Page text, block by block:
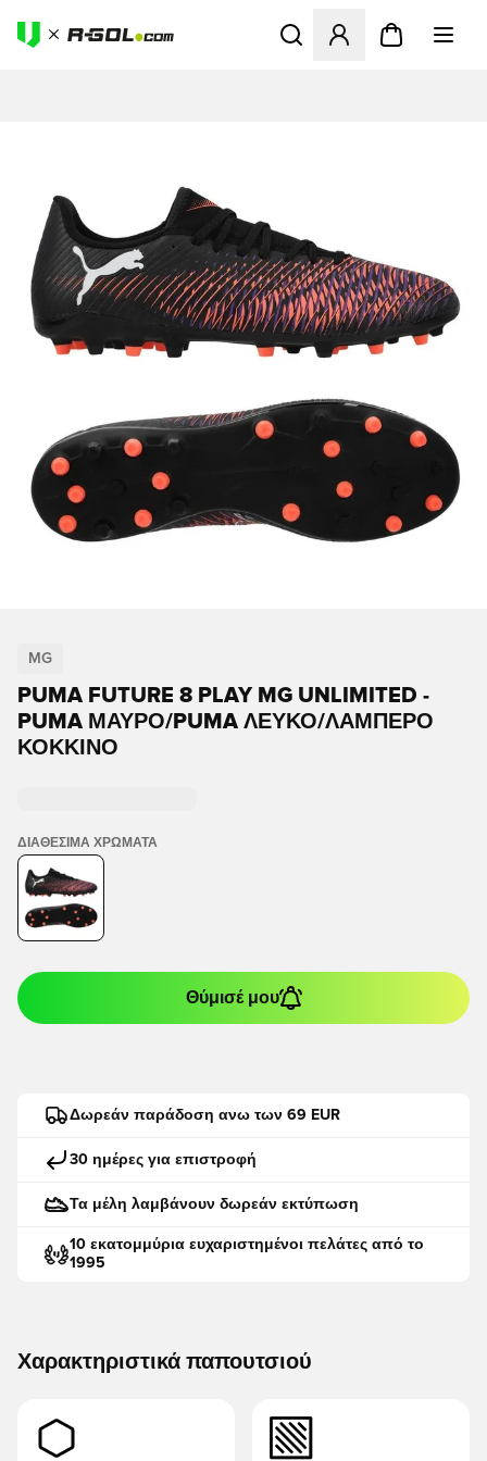
Ανοίγει ένα Modal για να
MG
PUMA FUTURE 8 PLAY MG UNLIMITED -
PUMA ΜΑΎΡΟ/PUMA ΛΕΥΚΌ/ΛΑΜΠΕΡΌ
ΚΌΚΚΙΝΟ
ΔΙΑΘΈΣΙΜΑ ΧΡΏΜΑΤΑ
Θύμισέ μου
Δωρεάν παράδοση ανω των 69 EUR
30 ημέρες για επιστροφή
Τα μέλη λαμβάνουν δωρεάν εκτύπωση
10 εκατομμύρια ευχαριστημένοι πελάτες από το
1995
Χαρακτηριστικά παπουτσιού